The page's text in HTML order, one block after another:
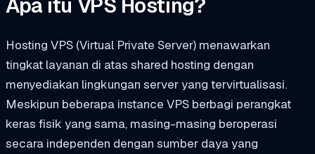
Apa itu VPS Hosting?
Hosting VPS (Virtual Private Server) menawarkan
tingkat layanan di atas shared hosting dengan
menyediakan lingkungan server yang tervirtualisasi.
Meskipun beberapa instance VPS berbagi perangkat
keras fisik yang sama, masing-masing beroperasi
secara independen dengan sumber daya yang